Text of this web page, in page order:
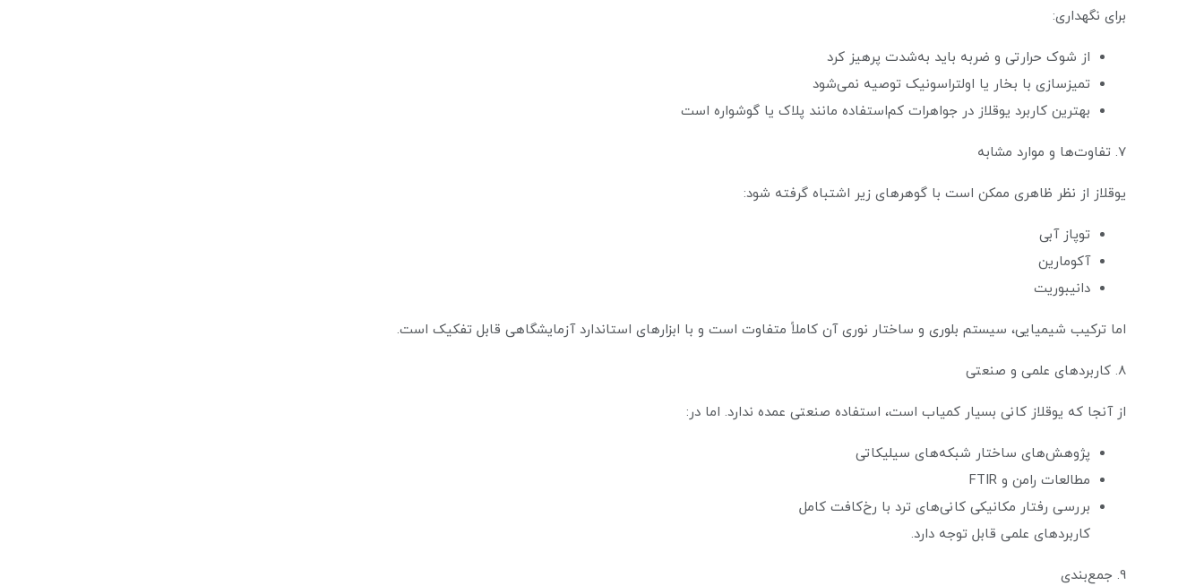
برای نگهداری:
از شوک حرارتی و ضربه باید به‌شدت پرهیز کرد
تمیزسازی با بخار یا اولتراسونیک توصیه نمی‌شود
بهترین کاربرد یوقلاز در جواهرات کم‌استفاده مانند پلاک یا گوشواره است
7. تفاوت‌ها و موارد مشابه
یوقلاز از نظر ظاهری ممکن است با گوهرهای زیر اشتباه گرفته شود:
توپاز آبی
آکومارین
دانیبوریت
اما ترکیب شیمیایی، سیستم بلوری و ساختار نوری آن کاملاً متفاوت است و با ابزارهای استاندارد آزمایشگاهی قابل تفکیک است.
8. کاربردهای علمی و صنعتی
از آنجا که یوقلاز کانی بسیار کمیاب است، استفاده صنعتی عمده ندارد. اما در:
پژوهش‌های ساختار شبکه‌های سیلیکاتی
مطالعات رامن و FTIR
بررسی رفتار مکانیکی کانی‌های ترد با رخ‌کافت کامل
کاربردهای علمی قابل توجه دارد.
9. جمع‌بندی